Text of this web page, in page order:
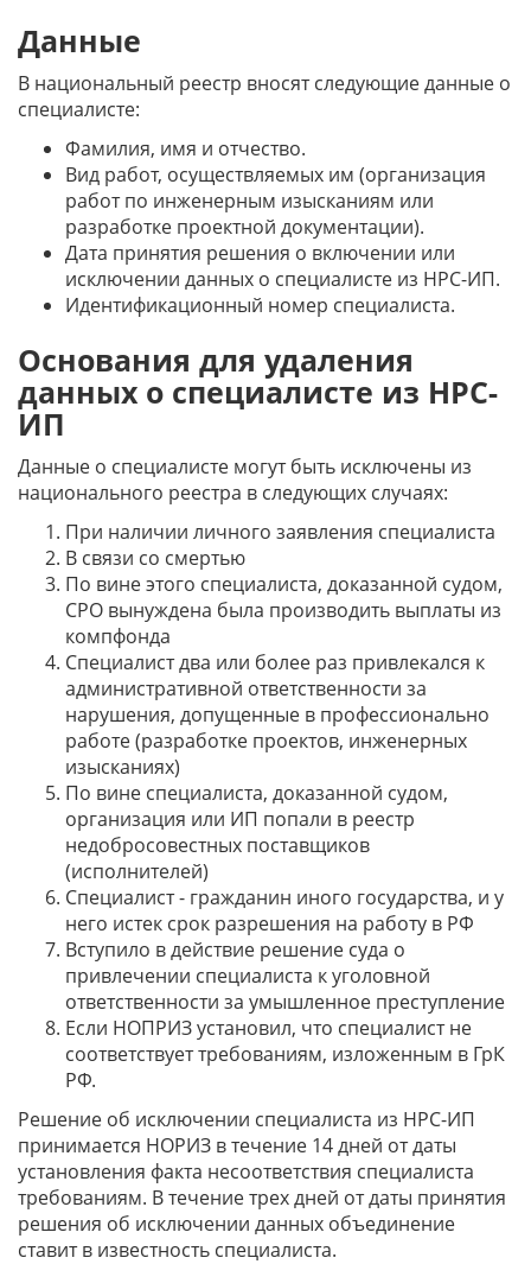
Данные
В национальный реестр вносят следующие данные о
специалисте:
Фамилия, имя и отчество.
Вид работ, осуществляемых им (организация
работ по инженерным изысканиям или
разработке проектной документации).
Дата принятия решения о включении или
исключении данных о специалисте из НРС-ИП.
Идентификационный номер специалиста.
Основания для удаления
данных о специалисте из НРС-
ИП
Данные о специалисте могут быть исключены из
национального реестра в следующих случаях:
При наличии личного заявления специалиста
В связи со смертью
По вине этого специалиста, доказанной судом,
СРО вынуждена была производить выплаты из
компфонда
Специалист два или более раз привлекался к
административной ответственности за
нарушения, допущенные в профессионально
работе (разработке проектов, инженерных
изысканиях)
По вине специалиста, доказанной судом,
организация или ИП попали в реестр
недобросовестных поставщиков
(исполнителей)
Специалист - гражданин иного государства, и у
него истек срок разрешения на работу в РФ
Вступило в действие решение суда о
привлечении специалиста к уголовной
ответственности за умышленное преступление
Если НОПРИЗ установил, что специалист не
соответствует требованиям, изложенным в ГрК
РФ.
Решение об исключении специалиста из НРС-ИП
принимается НОРИЗ в течение 14 дней от даты
установления факта несоответствия специалиста
требованиям. В течение трех дней от даты принятия
решения об исключении данных объединение
ставит в известность специалиста.